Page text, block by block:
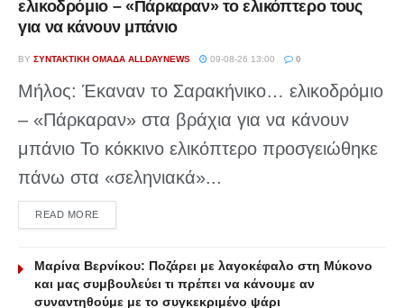
ελικοδρόμιο – «Πάρκαραν» το ελικόπτερο τους
για να κάνουν μπάνιο
BY ΣΥΝΤΑΚΤΙΚΉ ΟΜΆΔΑ ALLDAYNEWS 09-08-26 13:00 0
Μήλος: Έκαναν το Σαρακήνικο… ελικοδρόμιο
– «Πάρκαραν» στα βράχια για να κάνουν
μπάνιο Το κόκκινο ελικόπτερο προσγειώθηκε
πάνω στα «σεληνιακά»...
READ MOREDETAILS
Μαρίνα Βερνίκου: Ποζάρει με λαγοκέφαλο στη Μύκονο
και μας συμβουλεύει τι πρέπει να κάνουμε αν
συναντηθούμε με το συγκεκριμένο ψάρι